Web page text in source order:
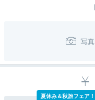
夏休み＆秋旅フェア！